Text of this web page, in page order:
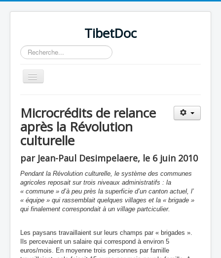
TibetDoc
Rechercher
Basculer
la
≡
Microcrédits de relance
après la Révolution
culturelle
par Jean-Paul Desimpelaere, le 6 juin 2010
Pendant la Révolution culturelle, le système des communes
agricoles reposait sur trois niveaux administratifs : la
« commune » d’à peu près la superficie d’un canton actuel, l’
« équipe » qui rassemblait quelques villages et la « brigade »
qui finalement correspondait à un village partciculier.
Les paysans travaillaient sur leurs champs par « brigades ».
Ils percevaient un salaire qui correspond à environ 5
euros/mois. En moyenne trois personnes par famille